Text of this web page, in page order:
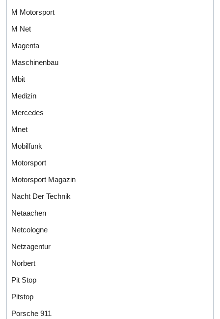
M Motorsport
M Net
Magenta
Maschinenbau
Mbit
Medizin
Mercedes
Mnet
Mobilfunk
Motorsport
Motorsport Magazin
Nacht Der Technik
Netaachen
Netcologne
Netzagentur
Norbert
Pit Stop
Pitstop
Porsche 911